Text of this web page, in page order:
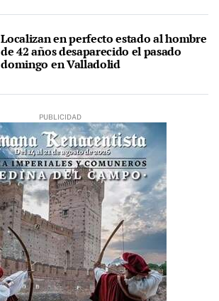
Localizan en perfecto estado al hombre
de 42 años desaparecido el pasado
domingo en Valladolid